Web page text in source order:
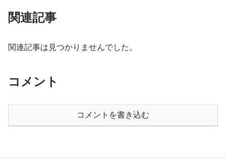
関連記事
関連記事は見つかりませんでした。
コメント
コメントを書き込む